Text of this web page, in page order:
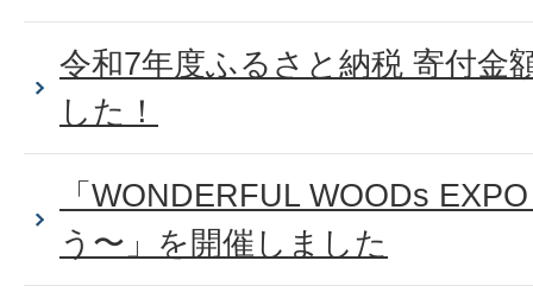
令和7年度ふるさと納税 寄付金
した！
「WONDERFUL WOODs
う〜」を開催しました